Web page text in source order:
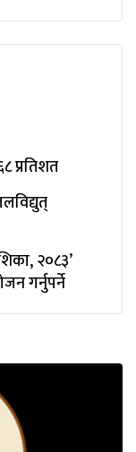
प्रतिशत
२०८३’
गर्नुपर्ने